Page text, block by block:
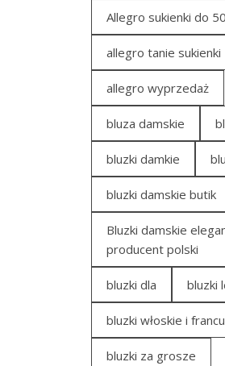
Allegro sukienki do
allegro tanie sukienki
allegro wyprzedaż
bluza damskie
bluzki damkie
bluzki damskie butik
Bluzki damskie
producent polski
bluzki dla bluzki
bluzki włoskie i
bluzki za grosze